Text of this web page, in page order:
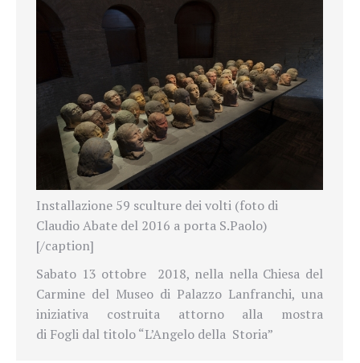
Installazione 59 sculture dei volti (foto di
Claudio Abate del 2016 a porta S.Paolo)
[/caption]
Sabato 13 ottobre
2018, nella nella Chiesa del
Carmine del Museo di Palazzo Lanfranchi, una
iniziativa costruita attorno alla mostra
di Fogli dal titolo“L’Angelo della Storia”